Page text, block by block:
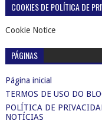
COOKIES DE POLÍTICA DE
Cookie Notice
PÁGINAS
Página inicial
TERMOS DE USO DO
POLÍTICA DE
NOTÍCIAS